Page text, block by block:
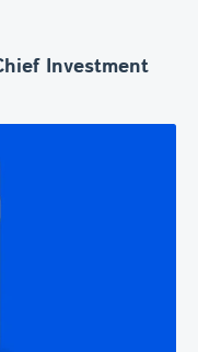
Investment